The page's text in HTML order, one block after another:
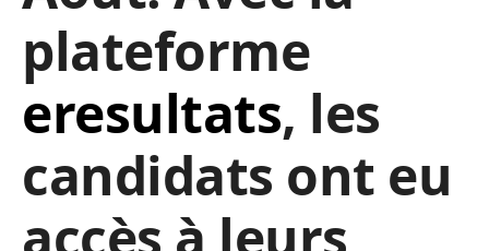
plateforme
eresultats, les
candidats ont eu